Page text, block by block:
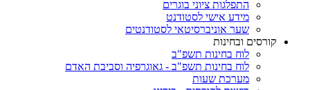
התפלגות ציוני בוגרים
מידע אישי לסטודנט
שער אוניברסיטאי לסטודנטים
קורסים ובחינות
לוח בחינות תשפ"ב
לוח בחינות תשפ"ב - גאוגרפיה וסביבת האדם
מערכת שעות